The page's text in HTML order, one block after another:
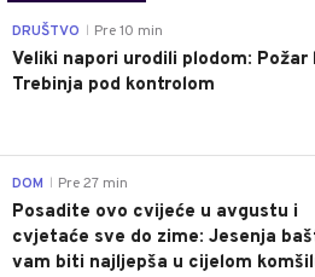
DRUŠTVO Pre 10 min
Veliki napori urodili plodom: Požar
Trebinja pod kontrolom
DOM Pre 27 min
Posadite ovo cvijeće u avgustu i
cvjetaće sve do zime: Jesenja
vam biti najljepša u cijelom